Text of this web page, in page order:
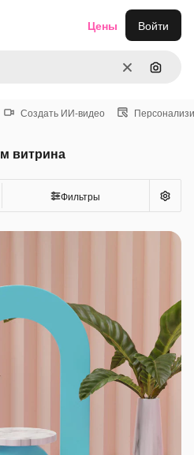
ОчиститьПоиск
Цены Войти
Создать ИИ-видео
витрина
Фильтры